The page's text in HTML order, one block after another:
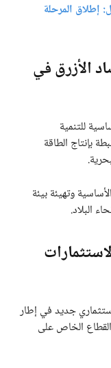
إطلاق المرحلة
الأزرق في
للتنمية
بإنتاج الطاقة
وتهيئة بيئة
البلاد.
تطرح 100 مشروع استثماري جديد في إطار
الخاص على